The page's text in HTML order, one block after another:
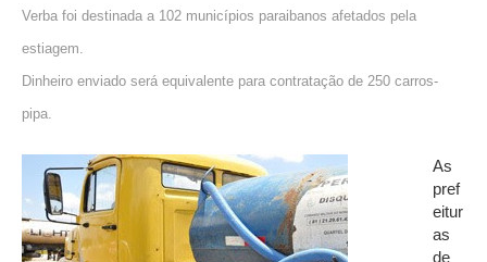
Verba foi destinada a 102 municípios paraibanos afetados pela
estiagem.
Dinheiro enviado será equivalente para contratação de 250 carros-
pipa.
As
pref
eitur
as
de